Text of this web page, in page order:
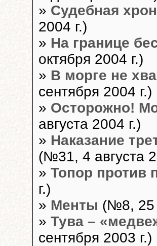
» Судебная
2004 г.)
» На границе
октября 2004 г.)
» В морге не
сентября 2004 г.)
» Осторожно!
августа 2004 г.)
» Наказание
(№31, 4 августа
» Топор против
г.)
» Менты (№8, 25
» Тува –
сентября 2003 г.)